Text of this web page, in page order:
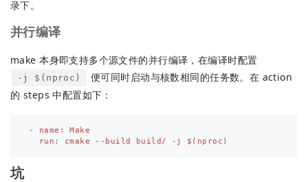
录下。
并行编译
make 本身即支持多个源文件的并行编译，在编译时配置
-j $(nproc)
便可同时启动与核数相同的任务数。在 action
的 steps 中配置如下：
- name :
Make
run : cmake --build build/ -j $(nproc)
坑